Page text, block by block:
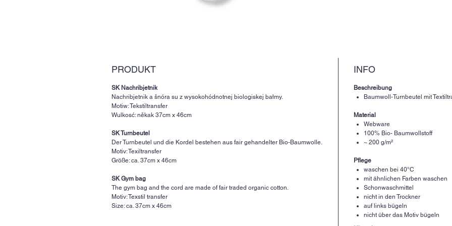
PRODUKT
SK Nachribjetnik
Nachribjetnik a šnóra su z wysokohódnotnej biologiskej bałmy.
Motiw: Tekstiltransfer
Wulkosć: někak 37cm x 46cm
SK Turnbeutel
Der Turnbeutel und die Kordel bestehen aus fair gehandelter Bio-Baumwolle.
Motiv: Texiltransfer
Größe: ca. 37cm x 46cm
SK Gym bag
The gym bag and the cord are made of fair traded organic cotton.
Motiv: Texstil transfer
Size: ca. 37cm x 46cm
INFO
Beschreibung
Baumwoll-Turnbeutel mit
Material
Webware
100% Bio- Baumwollstoff
~ 200 g/m²
Pflege
waschen bei 40°C
mit ähnlichen Farben waschen
Schonwaschmittel
nicht in den Trockner
auf links bügeln
nicht über das Motiv bügeln